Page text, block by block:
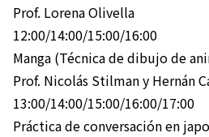
Prof. Lorena Olivella
12:00/14:00/15:00/16:00
Manga (Técnica de dibujo de
Prof. Nicolás Stilman y Hernán
13:00/14:00/15:00/16:00/17:00
Práctica de conversación en